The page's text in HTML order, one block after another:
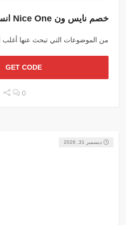
من الموضوعات التي تبحث عنها أغلب
GET CODE
0
ديسمبر 31, 2026